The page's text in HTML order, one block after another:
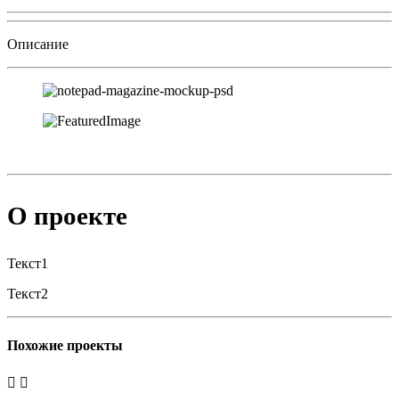
Описание
О проекте
Текст1
Текст2
Похожие проекты